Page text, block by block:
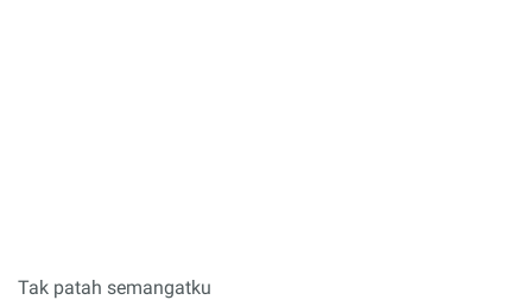
Tak patah semangatku